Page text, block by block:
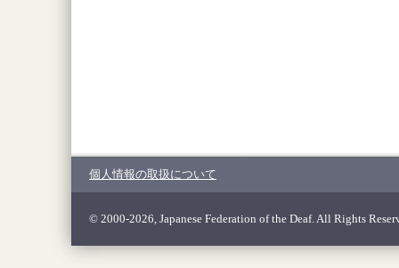
個人情報の取扱について
© 2000-2026, Japanese Federation of the Deaf. All Rights